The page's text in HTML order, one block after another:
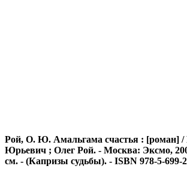
Рой, О. Ю. Амальгама счастья : [роман] /
Юрьевич ; Олег Рой. - Москва: Эксмо,
см. - (Капризы судьбы). - ISBN 978-5-699-